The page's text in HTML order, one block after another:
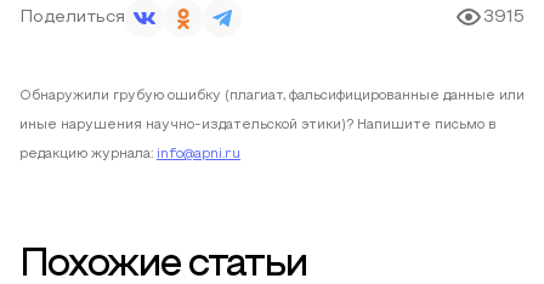
Поделиться 3915
Обнаружили грубую ошибку (плагиат, фальсифицированные данные или
иные нарушения научно-издательской этики)? Напишите письмо в
редакцию журнала: info@apni.ru
Похожие статьи